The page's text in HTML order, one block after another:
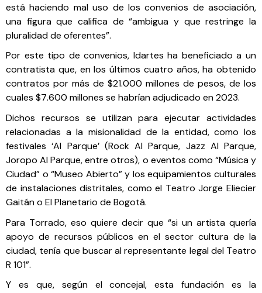
está haciendo mal uso de los convenios de asociación,
una figura que califica de “ambigua y que restringe la
pluralidad de oferentes”.
Por este tipo de convenios, Idartes ha beneficiado a un
contratista que, en los últimos cuatro años, ha obtenido
contratos por más de $21.000 millones de pesos, de los
cuales $7.600 millones se habrían adjudicado en 2023.
Dichos recursos se utilizan para ejecutar actividades
relacionadas a la misionalidad de la entidad, como los
festivales ‘Al Parque’ (Rock Al Parque, Jazz Al Parque,
Joropo Al Parque, entre otros), o eventos como “Música y
Ciudad” o “Museo Abierto” y los equipamientos culturales
de instalaciones distritales, como el Teatro Jorge Eliecier
Gaitán o El Planetario de Bogotá.
Para Torrado, eso quiere decir que “si un artista quería
apoyo de recursos públicos en el sector cultura de la
ciudad, tenía que buscar al representante legal del Teatro
R 101”.
Y es que, según el concejal, esta fundación es la